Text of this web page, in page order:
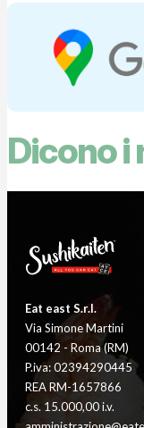
Dicono i
Eat east S.r.l.
Via Simone Martini
00142 - Roma (RM)
P.iva: 02394290445
REA RM-1657866
c.s. 15.000,00 i.v.